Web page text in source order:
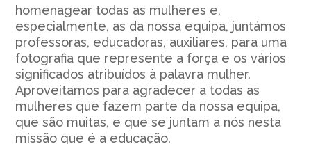
homenagear todas as mulheres e,
especialmente, as da nossa equipa, juntámos
professoras, educadoras, auxiliares, para uma
fotografia que represente a força e os vários
significados atribuídos à palavra mulher.
Aproveitamos para agradecer a todas as
mulheres que fazem parte da nossa equipa,
que são muitas, e que se juntam a nós nesta
missão que é a educação.